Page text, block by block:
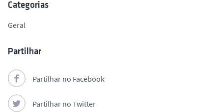
Categorias
Geral
Partilhar
Partilhar no Facebook
Partilhar no Twitter